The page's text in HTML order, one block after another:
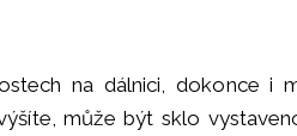
na dálnici, dokonce i
může být sklo